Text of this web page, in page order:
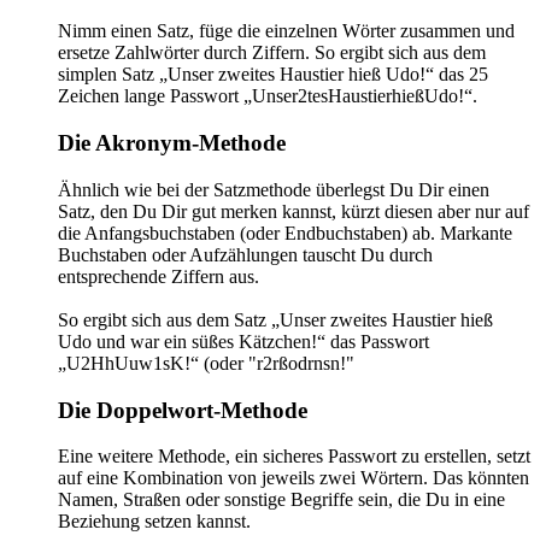
Nimm einen Satz, füge die einzelnen Wörter zusammen und
ersetze Zahlwörter durch Ziffern. So ergibt sich aus dem
simplen Satz „Unser zweites Haustier hieß Udo!“ das 25
Zeichen lange Passwort „Unser2tesHaustierhießUdo!“.
Die Akronym-Methode
Ähnlich wie bei der Satzmethode überlegst Du Dir einen
Satz, den Du Dir gut merken kannst, kürzt diesen aber nur auf
die Anfangsbuchstaben (oder Endbuchstaben) ab. Markante
Buchstaben oder Aufzählungen tauscht Du durch
entsprechende Ziffern aus.
So ergibt sich aus dem Satz „Unser zweites Haustier hieß
Udo und war ein süßes Kätzchen!“ das Passwort
„U2HhUuw1sK!“ (oder "r2rßodrnsn!"
Die Doppelwort-Methode
Eine weitere Methode, ein sicheres Passwort zu erstellen, setzt
auf eine Kombination von jeweils zwei Wörtern. Das könnten
Namen, Straßen oder sonstige Begriffe sein, die Du in eine
Beziehung setzen kannst.